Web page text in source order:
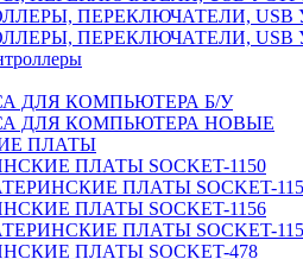
ПЕРЕКЛЮЧАТЕЛИ, USB
ПЕРЕКЛЮЧАТЕЛИ,
ДЛЯ КОМПЬЮТЕРА Б/У
ДЛЯ КОМПЬЮТЕРА НОВЫЕ
ПЛАТЫ
ПЛАТЫ SOCKET-1150
ПЛАТЫ SOCKET-
ПЛАТЫ SOCKET-1156
ПЛАТЫ SOCKET-
ПЛАТЫ SOCKET-478